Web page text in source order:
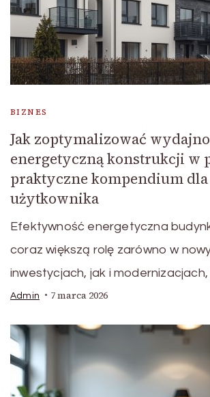
BIZNES
Jak zoptymalizować
energetyczną konstrukcji w
praktyczne kompendium dla
użytkownika
Efektywność energetyczna
coraz większą rolę zarówno w
inwestycjach, jak i
Admin 7 marca 2026